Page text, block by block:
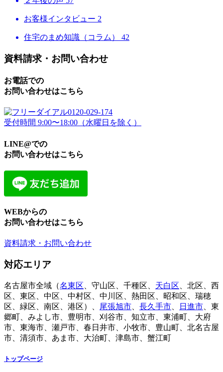
お客様インタビュー 2
住宅のまめ知識（コラム） 42
資料請求・お問い合わせ
お電話での
お問い合わせはこちら
0120-029-174
受付時間 9:00〜18:00（水曜日を除く）
LINE@での
お問い合わせはこちら
WEBからの
お問い合わせはこちら
資料請求・お問い合わせ
対応エリア
名古屋市全域（名東区 、守山区、千種区、 天白区 、北区、西
区、東区、中区、中村区、中川区、熱田区、昭和区、瑞穂
区、緑区、南区、港区）、
尾張旭市 長久手市 日進市 、東
郷町、みよし市、豊明市、刈谷市、知立市、東浦町、大府
市、東海市、瀬戸市、春日井市、小牧市、豊山町、北名古屋
市、清須市、あま市、大治町、津島市、蟹江町
トップページ